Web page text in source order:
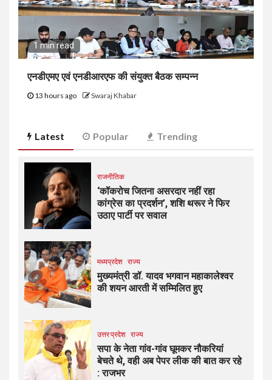
1 min read
एनडीएमए एवं एनडीआरएफ की संयुक्त बैठक सम्पन्न
13 hours ago Swaraj Khabar
Latest Popular Trending
राजनीतिक
‘कॉकरोच जितना असरदार नहीं रहा
कांग्रेस का प्रदर्शन’, शशि थरूर ने फिर
उठाए पार्टी पर सवाल
मध्यप्रदेश राज्य
मुख्यमंत्री डॉ. यादव भगवान महाकालेश्‍वर
की शयन आरती में सम्मिलित हुए
उत्तर प्रदेश राज्य
सपा के नेता गांव-गांव घूमकर नौकरियां
बेचते थे, वही अब पेपर लीक की बात कर रहे
: राजभर